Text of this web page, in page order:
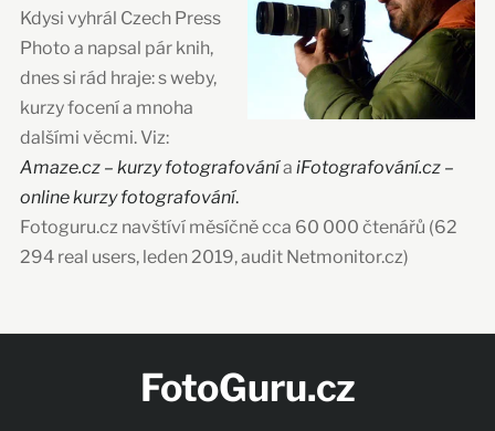
Kdysi vyhrál Czech Press
Photo a napsal pár knih,
dnes si rád hraje: s weby,
kurzy focení a mnoha
dalšími věcmi. Viz:
Amaze.cz – kurzy fotografovánía iFotografování.cz –
online kurzy fotografování.
Fotoguru.cz navštíví měsíčně cca 60 000 čtenářů (62
294 real users, leden 2019, audit Netmonitor.cz)
FotoGuru.cz